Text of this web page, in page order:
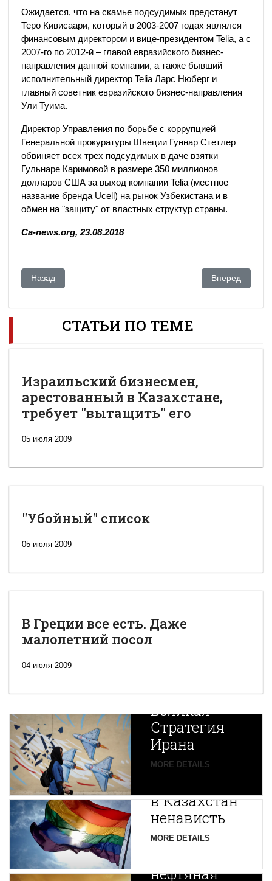
Ожидается, что на скамье подсудимых предстанут
Теро Кивисаари, который в 2003-2007 годах являлся
финансовым директором и вице-президентом Telia, а с
2007-го по 2012-й – главой евразийского бизнес-
направления данной компании, а также бывший
исполнительный директор Telia Ларс Нюберг и
главный советник евразийского бизнес-направления
Ули Туима.
Директор Управления по борьбе с коррупцией
Генеральной прокуратуры Швеции Гуннар Стетлер
обвиняет всех трех подсудимых в даче взятки
Гульнаре Каримовой в размере 350 миллионов
долларов США за выход компании Telia (местное
название бренда Ucell) на рынок Узбекистана и в
обмен на "защиту" от властных структур страны.
Ca-news.org, 23.08.2018
Предыдущий: Храпунов-младший обязан выплатить банку
Назад Следующий:
Вперед
СТАТЬИ ПО ТЕМЕ
Израильский бизнесмен,
арестованный в Казахстане,
требует "вытащить" его
05 июля 2009
"Убойный" список
05 июля 2009
В Греции все есть. Даже
малолетний посол
04 июля 2009
Новая
Великая
Стратегия
Ирана
MORE DETAILS
Путин
в Казахстан
ненависть
MORE DETAILS
Центральной
Азии
зарождается
нефтяная